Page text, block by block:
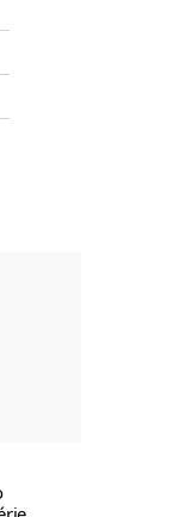
do Produto